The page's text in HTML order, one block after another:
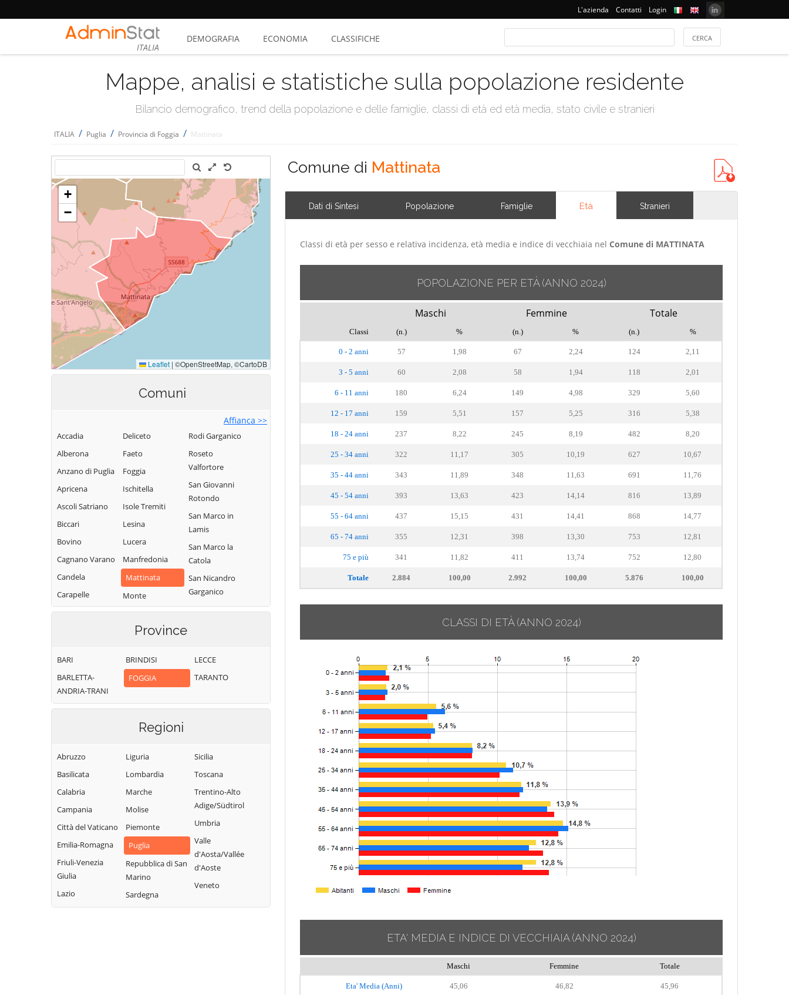
L'azienda Contatti Login
ITALIA
DEMOGRAFIA ECONOMIA CLASSIFICHE
Mappe, analisi e statistiche sulla popolazione residente
Bilancio demografico, trend della popolazione e delle famiglie, classi di età ed età media, stato civile e stranieri
ITALIA / Puglia / Provincia di Foggia / Mattinata
Comuni
Affianca >>
Accadia
Alberona
Anzano di Puglia
Apricena
Ascoli Satriano
Biccari
Bovino
Cagnano Varano
Candela
Carapelle
Carlantino
Monterotaro
Casalvecchio di
Puglia
Castelluccio dei
Valmaggiore
Castelnuovo
Valfortore
Deliceto
Faeto
Foggia
Ischitella
Isole Tremiti
Lesina
Lucera
Manfredonia
Mattinata
Monte
Sant'Angelo
Monteleone di
Motta
Montecorvino
Ordona
Orsara di Puglia
Orta Nova
Peschici
Pietramontecorvino
Poggio Imperiale
Rignano
Garganico
Rocchetta
Sant'Antonio
Rodi Garganico
Roseto
Valfortore
San Giovanni
Rotondo
San Marco in
Lamis
San Marco la
Catola
San Nicandro
Garganico
San Paolo di
Sant'Agata di
Puglia
Serracapriola
Stornara
Troia
Vico del Gargano
Vieste
Volturara Appula
Province
BARI
BARLETTA-
ANDRIA-TRANI
BRINDISI
FOGGIA
LECCE
TARANTO
Regioni
Abruzzo
Basilicata
Calabria
Campania
Città del Vaticano
Emilia-Romagna
Friuli-Venezia
Giulia
Lazio
Liguria
Lombardia
Marche
Molise
Piemonte
Puglia
Repubblica di San
Marino
Sardegna
Sicilia
Toscana
Trentino-Alto
Adige/Südtirol
Umbria
Valle
d'Aosta/Vallée
d'Aoste
Veneto
Comune di Mattinata
Dati di Sintesi Popolazione Famiglie Età Stranieri
Classi di età per sesso e relativa incidenza, età media e indice di vecchiaia nel Comune di MATTINATA
POPOLAZIONE PER ETÀ (ANNO 2024)
Maschi Femmine Totale
Classi (n.) % (n.) % (n.) %
0 - 2 anni 57 1,98 67 2,24 124 2,11
3 - 5 anni 60 2,08 58 1,94 118 2,01
6 - 11 anni 180 6,24 149 4,98 329 5,60
12 - 17 anni 159 5,51 157 5,25 316 5,38
18 - 24 anni 237 8,22 245 8,19 482 8,20
25 - 34 anni 322 11,17 305 10,19 627 10,67
35 - 44 anni 343 11,89 348 11,63 691 11,76
45 - 54 anni 393 13,63 423 14,14 816 13,89
55 - 64 anni 437 15,15 431 14,41 868 14,77
65 - 74 anni 355 12,31 398 13,30 753 12,81
75 e più 341 11,82 411 13,74 752 12,80
Totale 2.884 100,00 2.992 100,00 5.876 100,00
CLASSI DI ETÀ (ANNO 2024)
ETA' MEDIA E INDICE DI VECCHIAIA (ANNO 2024)
Maschi Femmine Totale
Eta' Media (Anni) 45,06 46,82 45,96